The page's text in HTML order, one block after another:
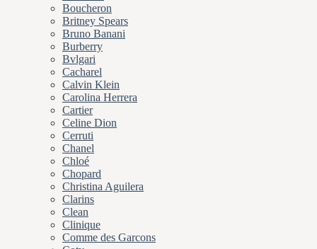
Boucheron
Britney Spears
Bruno Banani
Burberry
Bvlgari
Cacharel
Calvin Klein
Carolina Herrera
Cartier
Celine Dion
Cerruti
Chanel
Chloé
Chopard
Christina Aguilera
Clarins
Clean
Clinique
Comme des Garcons